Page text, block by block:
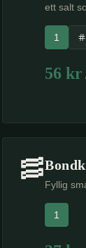
ett salt
smakar
1
56 kr
🥓
Fyllig
1